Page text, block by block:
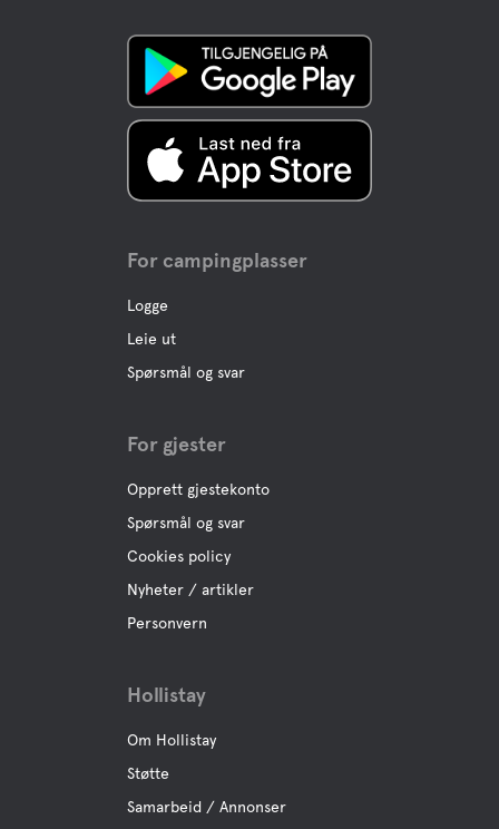
For campingplasser
Logge
Leie ut
Spørsmål og svar
For gjester
Opprett gjestekonto
Spørsmål og svar
Cookies policy
Nyheter / artikler
Personvern
Hollistay
Om Hollistay
Støtte
Samarbeid / Annonser